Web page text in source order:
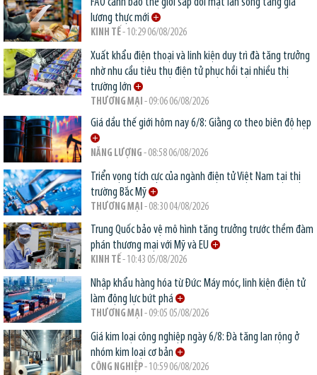
FAO cảnh báo thế giới sắp đối mặt làn sóng tăng giá
lương thực mới
KINH TẾ- 10:29 06/08/2026
Xuất khẩu điện thoại và linh kiện duy trì đà tăng trưởng
nhờ nhu cầu tiêu thụ điện tử phục hồi tại nhiều thị
trường lớn
THƯƠNG MẠI - 09:06 06/08/2026
Giá dầu thế giới hôm nay 6/8: Giằng co theo biên độ hẹp
NĂNG LƯỢNG - 08:58 06/08/2026
Triển vọng tích cực của ngành điện tử Việt Nam tại thị
trường Bắc Mỹ
THƯƠNG MẠI - 08:30 04/08/2026
Trung Quốc bảo vệ mô hình tăng trưởng trước thềm đàm
phán thương mại với Mỹ và EU
KINH TẾ- 10:43 05/08/2026
Nhập khẩu hàng hóa từ Đức: Máy móc, linh kiện điện tử
làm động lực bứt phá
THƯƠNG MẠI - 09:05 05/08/2026
Giá kim loại công nghiệp ngày 6/8: Đà tăng lan rộng ở
nhóm kim loại cơ bản
CÔNG NGHIỆP- 10:59 06/08/2026